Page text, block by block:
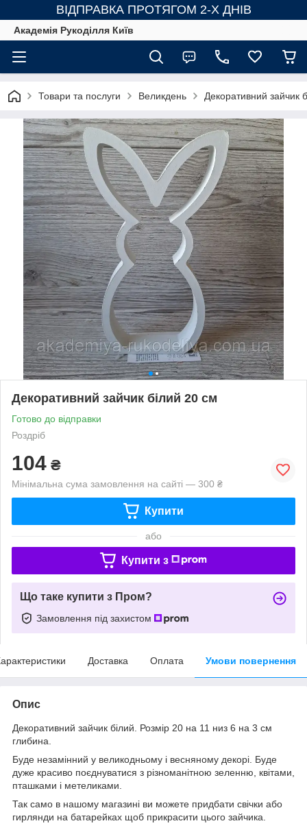
ВІДПРАВКА ПРОТЯГОМ 2-Х ДНІВ
Академія Рукоділля Київ
Товари та послуги Великдень Декоративний зайчик
Декоративний зайчик білий 20 см
Готово до відправки
Роздріб
104 ₴
Мінімальна сума замовлення на сайті — 300 ₴
Купити
або
Купити з
Що таке купити з Пром?
Замовлення під захистом
Доставка Оплата Умови повернення
Опис
Декоративний зайчик білий. Розмір 20 на 11 низ 6 на 3 см
глибина.
Буде незамінний у великодньому і весняному декорі. Буде
дуже красиво поєднуватися з різноманітною зеленню, квітами,
пташками і метеликами.
Так само в нашому магазині ви можете придбати свічки або
гирлянди на батарейках щоб прикрасити цього зайчика.